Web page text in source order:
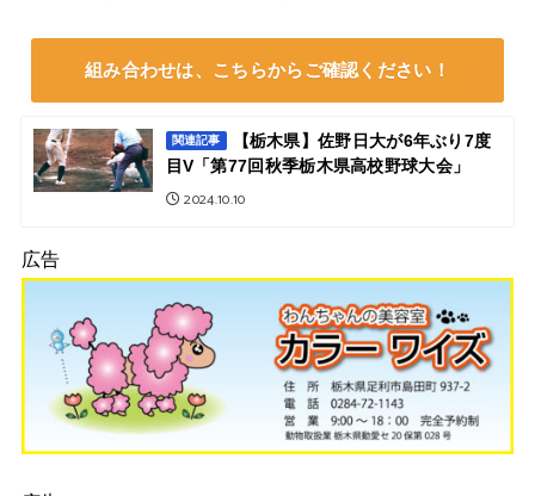
組み合わせは、こちらからご確認ください！
関連記事
【栃木県】佐野日大が6年ぶり7度
目V「第77回秋季栃木県高校野球大会」
2024.10.10
広告